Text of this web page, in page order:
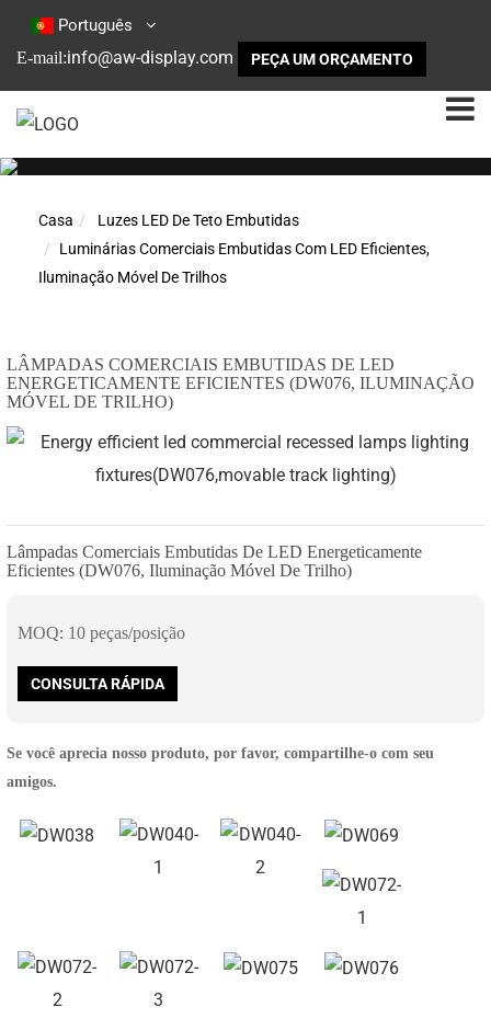
Português
E-mail:info@aw-display.com PEÇA UM ORÇAMENTO
Casa
Luzes LED De Teto Embutidas
Luminárias Comerciais Embutidas Com LED Eficientes,
Iluminação Móvel De Trilhos
LÂMPADAS COMERCIAIS EMBUTIDAS DE LED
ENERGETICAMENTE EFICIENTES (DW076, ILUMINAÇÃO
MÓVEL DE TRILHO)
Lâmpadas Comerciais Embutidas De LED Energeticamente
Eficientes (DW076, Iluminação Móvel De Trilho)
MOQ: 10 peças/posição
CONSULTA RÁPIDA
Se você aprecia nosso produto, por favor, compartilhe-o com seu
amigos.